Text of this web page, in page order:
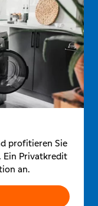
profitieren Sie
Ein Privatkredit
an.